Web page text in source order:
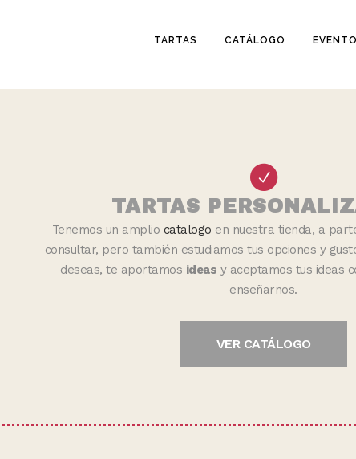
TARTAS CATÁLOGO
TARTAS
Tenemos un amplio catalogo en nuestra tienda, a
consultar, pero también estudiamos tus opciones y
deseas, te aportamos ideas y aceptamos tus ideas
enseñarnos.
VER CATÁLOGO